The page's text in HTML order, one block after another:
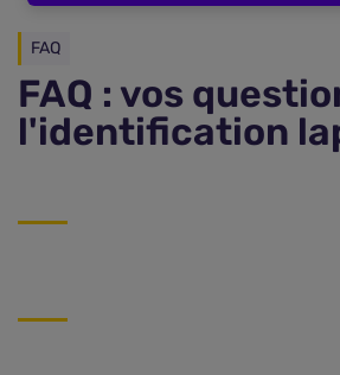
FAQ
FAQ : vos
l'identification